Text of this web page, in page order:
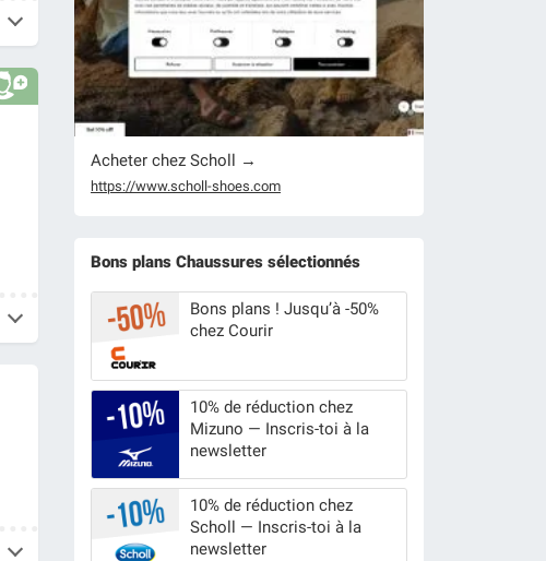
Acheter chez Scholl →
https://www.scholl-shoes.com
Bons plans Chaussures sélectionnés
Bons plans ! Jusqu’à -50%
chez Courir
10% de réduction chez
Mizuno — Inscris-toi à la
newsletter
10% de réduction chez
Scholl — Inscris-toi à la
newsletter